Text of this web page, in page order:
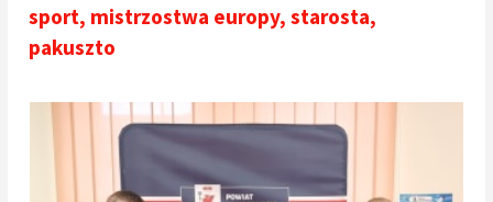
sport, mistrzostwa europy,starosta,
pakuszto